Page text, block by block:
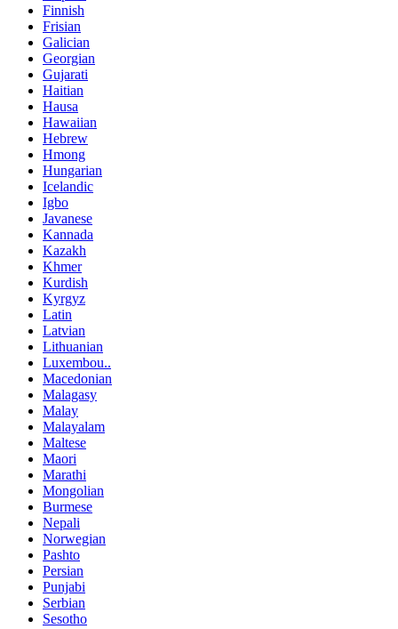
Finnish
Frisian
Galician
Georgian
Gujarati
Haitian
Hausa
Hawaiian
Hebrew
Hmong
Hungarian
Icelandic
Igbo
Javanese
Kannada
Kazakh
Khmer
Kurdish
Kyrgyz
Latin
Latvian
Lithuanian
Luxembou..
Macedonian
Malagasy
Malay
Malayalam
Maltese
Maori
Marathi
Mongolian
Burmese
Nepali
Norwegian
Pashto
Persian
Punjabi
Serbian
Sesotho